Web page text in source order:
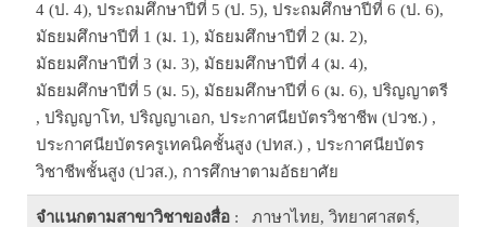
4 (ป. 4), ประถมศึกษาปีที่ 5 (ป. 5), ประถมศึกษาปีที่ 6 (ป. 6),
มัธยมศึกษาปีที่ 1 (ม. 1), มัธยมศึกษาปีที่ 2 (ม. 2),
มัธยมศึกษาปีที่ 3 (ม. 3), มัธยมศึกษาปีที่ 4 (ม. 4),
มัธยมศึกษาปีที่ 5 (ม. 5), มัธยมศึกษาปีที่ 6 (ม. 6), ปริญญาตรี
, ปริญญาโท, ปริญญาเอก, ประกาศนียบัตรวิชาชีพ (ปวช.) ,
ประกาศนียบัตรครูเทคนิคชั้นสูง (ปทส.) , ประกาศนียบัตร
วิชาชีพชั้นสูง (ปวส.), การศึกษาตามอัธยาศัย
จำแนกตามสาขาวิชาของสื่อ : ภาษาไทย, วิทยาศาสตร์,